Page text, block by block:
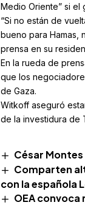
Medio Oriente” si el
“Si no están de
bueno para Hamas,
prensa en su
En la rueda de
que los
de Gaza.
Witkoff aseguró
de la investidura de
César Montes
Comparten
con la española
OEA